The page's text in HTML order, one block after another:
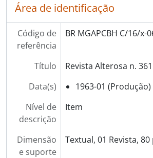
Área de identificação
Código de
referência
BR MGAPCBH C/16/x-
Título
Revista Alterosa n. 361
Data(s)
1963-01 (Produção)
Nível de
descrição
Item
Dimensão
e suporte
Textual, 01 Revista, 80